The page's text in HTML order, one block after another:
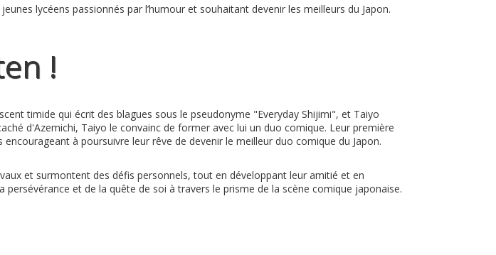
lycéens passionnés par l’humour et souhaitant devenir les meilleurs du Japon.
!
timide qui écrit des blagues sous le pseudonyme "Everyday Shijimi", et Taiyo
d'Azemichi, Taiyo le convainc de former avec lui un duo comique. Leur première
à poursuivre leur rêve de devenir le meilleur duo comique du Japon.
et surmontent des défis personnels, tout en développant leur amitié et en
et de la quête de soi à travers le prisme de la scène comique japonaise.